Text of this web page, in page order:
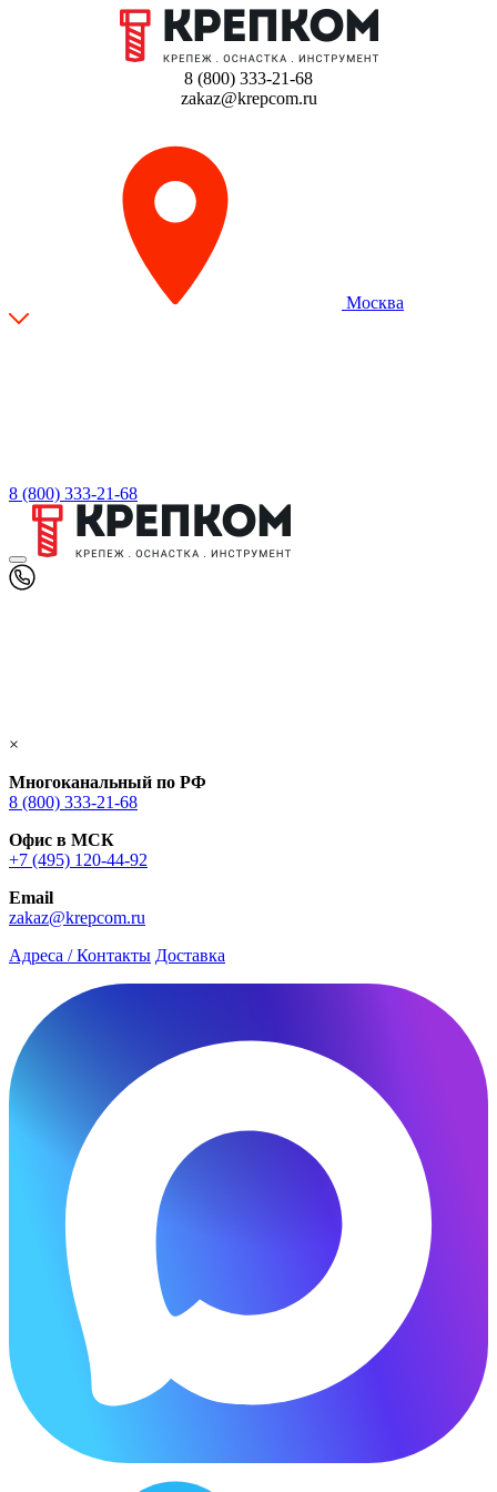
8 (800) 333-21-68
zakaz@krepcom.ru
Москва
8 (800) 333-21-68
×
Многоканальный по РФ
8 (800) 333‑21-68
Офис в МСК
+7 (495) 120-44-92
Email
zakaz@krepcom.ru
Адреса / Контакты Доставка